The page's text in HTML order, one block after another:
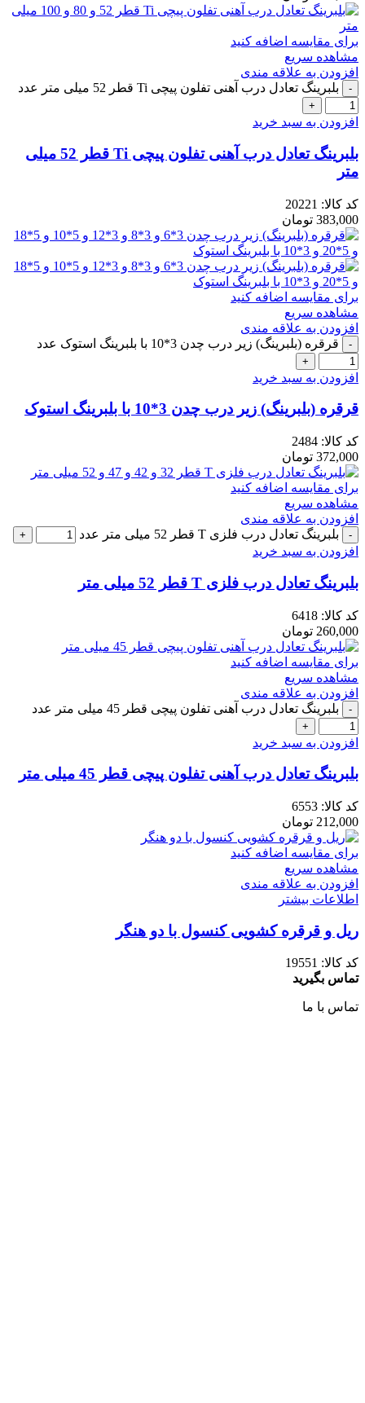
برای مقایسه اضافه کنید
مشاهده سریع
افزودن به علاقه مندی
بلبرینگ تعادل درب آهنی تفلون پیچی Ti قطر 52 میلی متر عدد
افزودن به سبد خرید
بلبرینگ تعادل درب آهنی تفلون پیچی Ti قطر 52 میلی
متر
کد کالا: 20221
383,000 تومان
برای مقایسه اضافه کنید
مشاهده سریع
افزودن به علاقه مندی
قرقره (بلبرینگ) زیر درب چدن 3*10 با بلبرینگ استوک عدد
افزودن به سبد خرید
قرقره (بلبرینگ) زیر درب چدن 3*10 با بلبرینگ استوک
کد کالا: 2484
372,000 تومان
برای مقایسه اضافه کنید
مشاهده سریع
افزودن به علاقه مندی
بلبرینگ تعادل درب فلزی T قطر 52 میلی متر عدد
افزودن به سبد خرید
بلبرینگ تعادل درب فلزی T قطر 52 میلی متر
کد کالا: 6418
260,000 تومان
برای مقایسه اضافه کنید
مشاهده سریع
افزودن به علاقه مندی
بلبرینگ تعادل درب آهنی تفلون پیچی قطر 45 میلی متر عدد
افزودن به سبد خرید
بلبرینگ تعادل درب آهنی تفلون پیچی قطر 45 میلی متر
کد کالا: 6553
212,000 تومان
برای مقایسه اضافه کنید
مشاهده سریع
افزودن به علاقه مندی
اطلاعات بیشتر
ریل و قرقره کشویی کنسول با دو هنگر
کد کالا: 19551
تماس بگیرید
تماس با ما